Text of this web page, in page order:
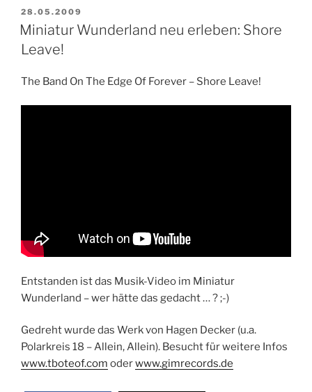
VERÖFFENTLICHT
AM
28.05.2009
Miniatur Wunderland neu erleben: Shore
Leave!
The Band On The Edge Of Forever – Shore Leave!
Entstanden ist das Musik-Video im Miniatur
Wunderland – wer hätte das gedacht … ? ;-)
Gedreht wurde das Werk von Hagen Decker (u.a.
Polarkreis 18 – Allein, Allein). Besucht für weitere Infos
www.tboteof.com oderwww.gimrecords.de